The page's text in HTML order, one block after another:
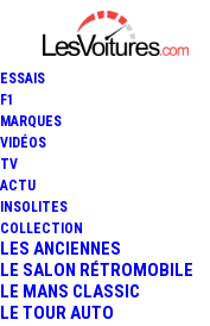
ESSAIS
F1
MARQUES
VIDÉOS
TV
ACTU
INSOLITES
COLLECTION
LES ANCIENNES
LE SALON RÉTROMOBILE
LE MANS CLASSIC
LE TOUR AUTO
REPLAY